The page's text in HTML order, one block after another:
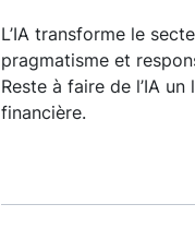
L’IA transforme le
pragmatisme et
Reste à faire de l’IA
financière.